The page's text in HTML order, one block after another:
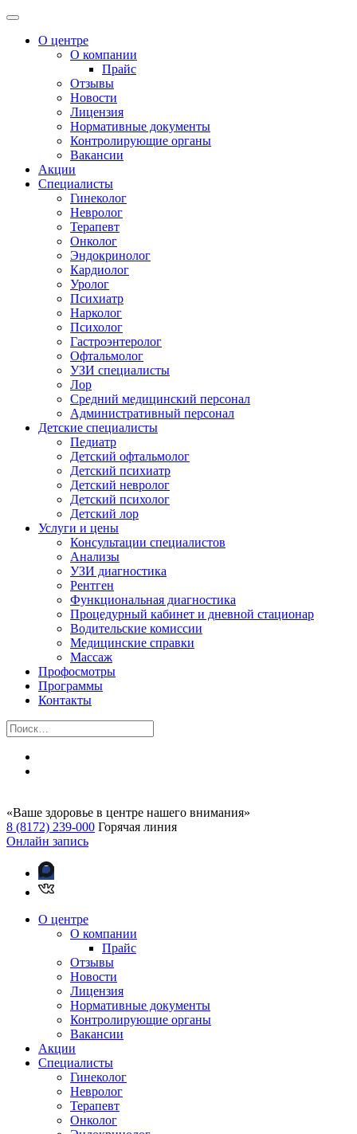
О центре
О компании
Прайс
Отзывы
Новости
Лицензия
Нормативные документы
Контролирующие органы
Вакансии
Акции
Специалисты
Гинеколог
Невролог
Терапевт
Онколог
Эндокринолог
Кардиолог
Уролог
Психиатр
Нарколог
Психолог
Гастроэнтеролог
Офтальмолог
УЗИ специалисты
Лор
Средний медицинский персонал
Административный персонал
Детские специалисты
Педиатр
Детский офтальмолог
Детский психиатр
Детский невролог
Детский психолог
Детский лор
Услуги и цены
Консультации специалистов
Анализы
УЗИ диагностика
Рентген
Функциональная диагностика
Процедурный кабинет и дневной стационар
Водительские комиссии
Медицинские справки
Массаж
Профосмотры
Программы
Контакты
«Ваше здоровье в центре нашего внимания»
8 (8172) 239-000 Горячая линия
Онлайн запись
О центре
О компании
Прайс
Отзывы
Новости
Лицензия
Нормативные документы
Контролирующие органы
Вакансии
Акции
Специалисты
Гинеколог
Невролог
Терапевт
Онколог